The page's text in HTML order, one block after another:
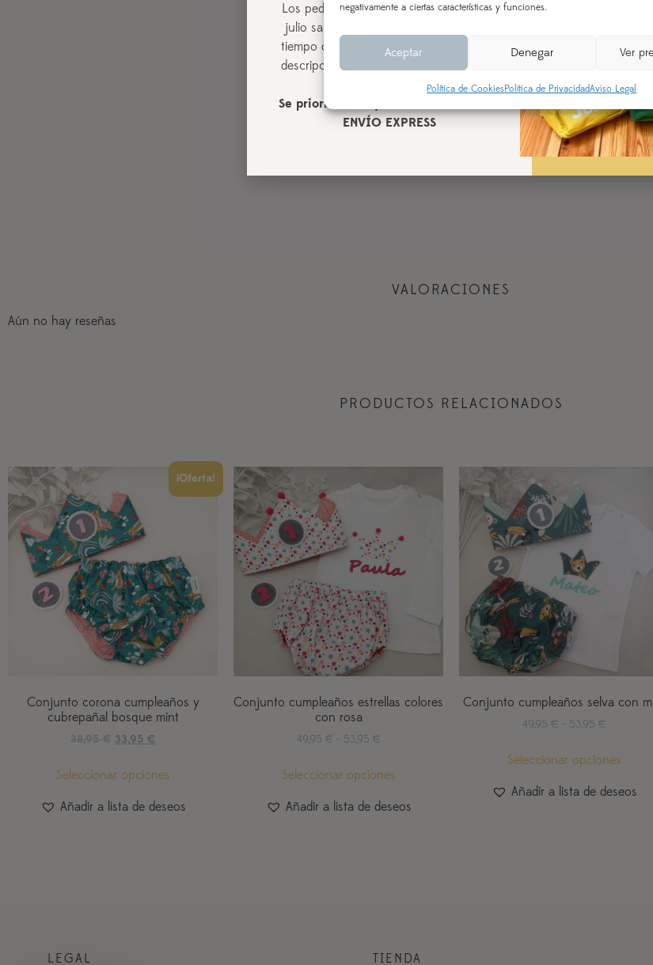
negativamente a ciertas características y funciones.
Aceptar Denegar Ver
Política de CookiesPolítica de PrivacidadAviso Legal
AÑADIR AL
VALORACIONES
Aún no hay reseñas
PRODUCTOS RELACIONADOS
¡Oferta!
Conjunto corona cumpleaños y
cubrepañal bosque mint
38,95€ 33,95 €
Seleccionar opciones
Añadir a lista de deseos
Conjunto cumpleaños estrellas colores
con rosa
49,95 € - 53,95 €
Seleccionar opciones
Añadir a lista de deseos
Conjunto cumpleaños selva con
49,95 € - 53,95 €
Seleccionar opciones
Añadir a lista de deseos
LEGAL TIENDA
Los pedidos realizados a partir del 28 de
julio saldrán,
tiempo de procesamiento (indicado en la
descripción del producto), a partir del 24
Se priorizarán aquellos realizados con
ENVÍO EXPRESS